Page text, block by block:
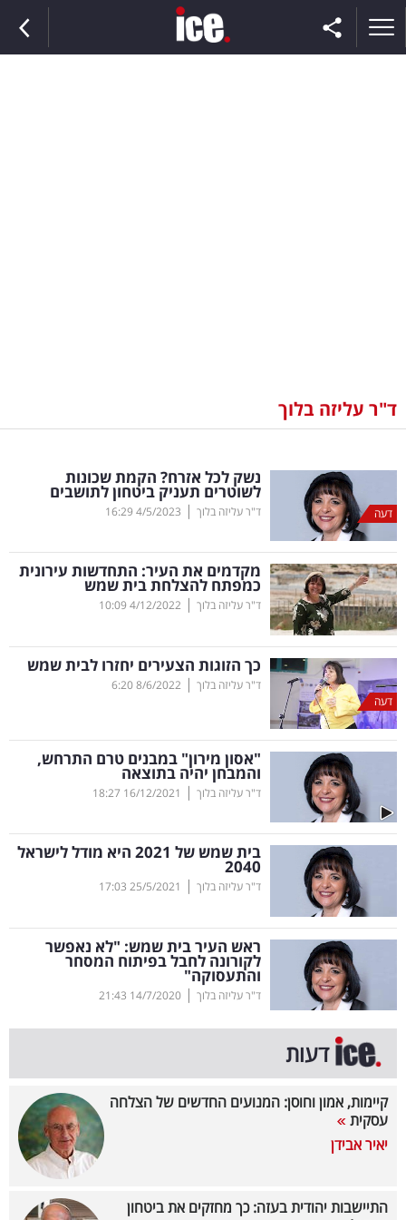
וצרכנות
דיגיטל
וטק
שיווק
ופרסום
משפט
מדדים
ומחקרים
דעות
רכילות
עסקית
קריפטו
ויראלי
טלוויזיה
עסקי
ספורט
קריירה
ולימודים
מינויים
רכב
ד"ר עליזה בלוך
דעה
נשק לכל אזרח? הקמת שכונות
לשוטרים תעניק ביטחון לתושבים
ד"ר עליזה בלוך |
4/5/2023
16:29
מקדמים את העיר: התחדשות עירונית
כמפתח להצלחת בית שמש
ד"ר עליזה בלוך |
4/12/2022
10:09
דעה
כך הזוגות הצעירים יחזרו לבית שמש
ד"ר עליזה בלוך |
8/6/2022
6:20
"אסון מירון" במבנים טרם התרחש,
והמבחן יהיה בתוצאה
ד"ר עליזה בלוך |
16/12/2021
18:27
בית שמש של 2021 היא מודל לישראל
2040
ד"ר עליזה בלוך |
25/5/2021
17:03
ראש העיר בית שמש: "לא נאפשר
לקורונה לחבל בפיתוח המסחר
והתעסוקה"
ד"ר עליזה בלוך |
14/7/2020
21:43
דעות
קיימות, אמון וחוסן: המנועים החדשים של הצלחה
עסקית
יאיר אבידן
התיישבות יהודית בעזה: כך מחזקים את ביטחון